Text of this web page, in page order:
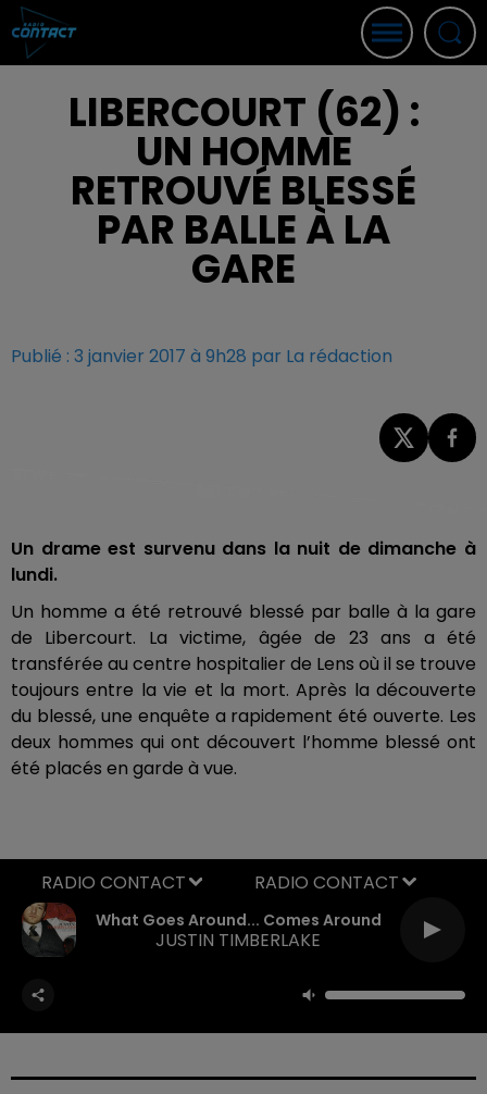
LIBERCOURT (62) :
UN HOMME
RETROUVÉ BLESSÉ
PAR BALLE À LA
GARE
Publié : 3 janvier 2017 à 9h28 par La rédaction
Un drame est survenu dans la nuit de dimanche à
lundi.
Un homme a été retrouvé blessé par balle à la gare
de Libercourt. La victime, âgée de 23 ans a été
transférée au centre hospitalier de Lens où il se trouve
toujours entre la vie et la mort. Après la découverte
du blessé, une enquête a rapidement été ouverte. Les
deux hommes qui ont découvert l’homme blessé ont
été placés en garde à vue.
What Goes Around... Comes Around
JUSTIN TIMBERLAKE
RADIO CONTACT